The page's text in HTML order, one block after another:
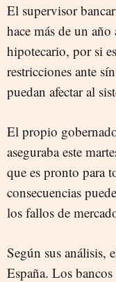
El supervisor
hace más de un
hipotecario, por si
restricciones ante
puedan afectar al
El propio
aseguraba este
que es pronto para
consecuencias
los fallos de
Según sus análisis,
España. Los